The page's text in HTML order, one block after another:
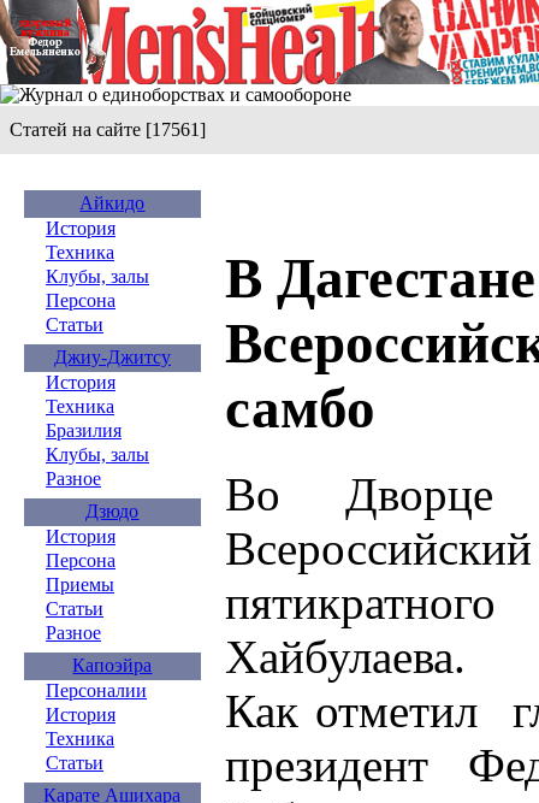
Статей на сайте [17561]
Айкидо
История
Техника
Клубы, залы
Персона
Статьи
Джиу-Джитсу
История
Техника
Бразилия
Клубы, залы
Разное
Дзюдо
История
Персона
Приемы
Статьи
Разное
Капоэйра
Персоналии
История
Техника
Статьи
Карате Ашихара
В
самбо
Во
Хайбулаева.
Как отметил
президент